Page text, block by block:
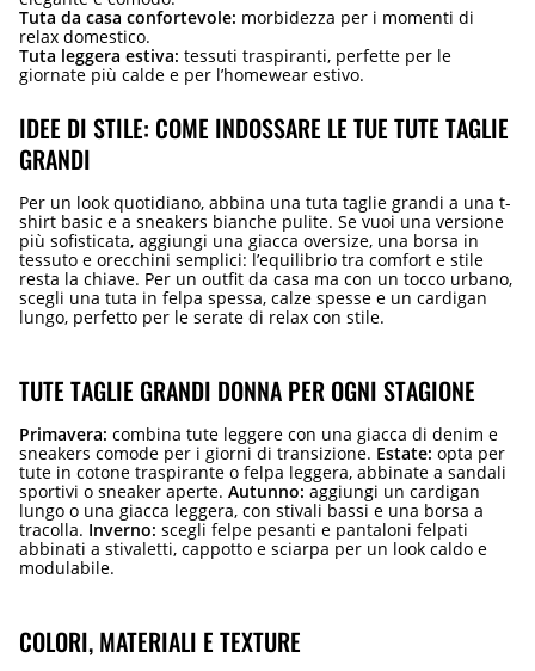
Tuta da casa confortevole: morbidezza per i momenti di
relax domestico.
Tuta leggera estiva: tessuti traspiranti, perfette per le
giornate più calde e per l’homewear estivo.
IDEE DI STILE: COME INDOSSARE LE TUE TUTE TAGLIE
GRANDI
Per un look quotidiano, abbina una tuta taglie grandi a una t-
shirt basic e a sneakers bianche pulite. Se vuoi una versione
più sofisticata, aggiungi una giacca oversize, una borsa in
tessuto e orecchini semplici: l’equilibrio tra comfort e stile
resta la chiave. Per un outfit da casa ma con un tocco urbano,
scegli una tuta in felpa spessa, calze spesse e un cardigan
lungo, perfetto per le serate di relax con stile.
TUTE TAGLIE GRANDI DONNA PER OGNI STAGIONE
Primavera: combina tute leggere con una giacca di denim e
sneakers comode per i giorni di transizione. Estate: opta per
tute in cotone traspirante o felpa leggera, abbinate a sandali
sportivi o sneaker aperte. Autunno: aggiungi un cardigan
lungo o una giacca leggera, con stivali bassi e una borsa a
tracolla. Inverno: scegli felpe pesanti e pantaloni felpati
abbinati a stivaletti, cappotto e sciarpa per un look caldo e
modulabile.
COLORI, MATERIALI E TEXTURE